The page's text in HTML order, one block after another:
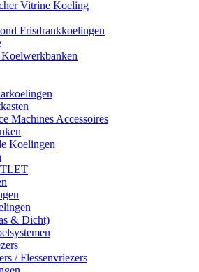
Vitrine Koeling
Frisdrankkoelingen
Machines Accessoires
Koelingen
& Dicht)
/ Flessenvriezers